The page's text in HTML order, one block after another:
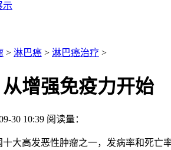
示
> 淋巴癌 > 淋巴癌治疗 >
增强免疫力开始
30 10:39 阅读量：
高发恶性肿瘤之一，发病率和死亡